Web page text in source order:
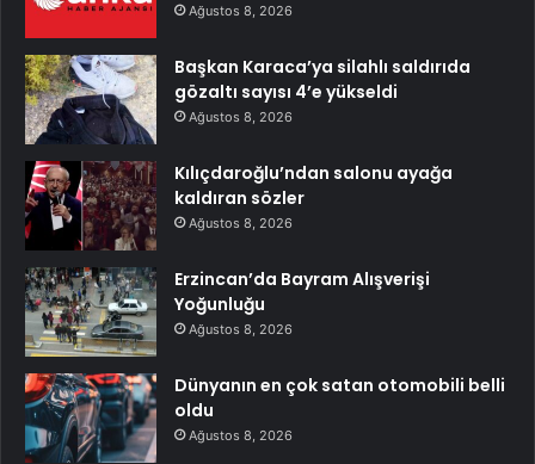
Ağustos 8, 2026
Başkan Karaca’ya silahlı saldırıda
gözaltı sayısı 4’e yükseldi
Ağustos 8, 2026
Kılıçdaroğlu’ndan salonu ayağa
kaldıran sözler
Ağustos 8, 2026
Erzincan’da Bayram Alışverişi
Yoğunluğu
Ağustos 8, 2026
Dünyanın en çok satan otomobili belli
oldu
Ağustos 8, 2026